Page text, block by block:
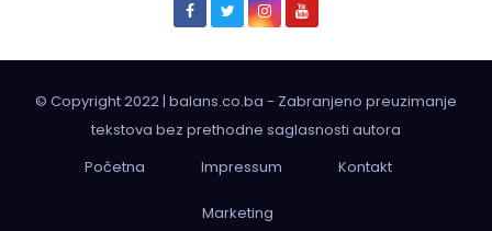
© Copyright 2022 | balans.co.ba - Zabranjeno preuzimanje
tekstova bez prethodne saglasnosti autora
Početna
Impressum Kontakt
Marketing